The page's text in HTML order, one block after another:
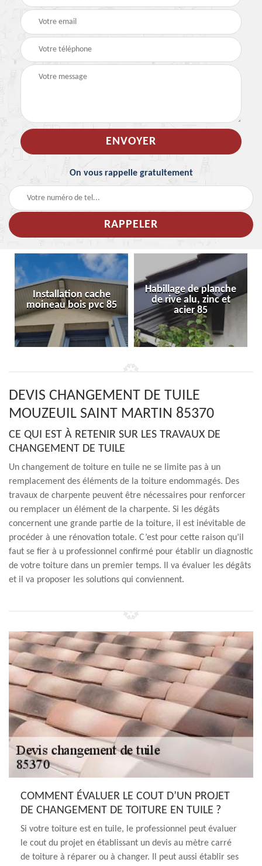
On vous rappelle gratuitement
Installation cache
moineau bois pvc 85
Habillage de planche
de rive alu, zinc et
acier 85
DEVIS CHANGEMENT DE TUILE
MOUZEUIL SAINT MARTIN 85370
CE QUI EST À RETENIR SUR LES TRAVAUX DE
CHANGEMENT DE TUILE
Un changement de toiture en tuile ne se limite pas à un
remplacement des éléments de la toiture endommagés. Des
travaux de charpente peuvent être nécessaires pour renforcer
ou remplacer un élément de la charpente. Si les dégâts
concernent une grande partie de la toiture, il est inévitable de
procéder à une rénovation totale. C’est pour cette raison qu’il
faut se fier à u professionnel confirmé pour établir un diagnostic
de votre toiture dans un premier temps. Il va évaluer les dégâts
et il va proposer les solutions qui conviennent.
COMMENT ÉVALUER LE COUT D’UN PROJET
DE CHANGEMENT DE TOITURE EN TUILE ?
Si votre toiture est en tuile, le professionnel peut évaluer
le cout du projet en établissant un devis au mètre carré
de toiture à réparer ou à changer. Il peut aussi établir ses